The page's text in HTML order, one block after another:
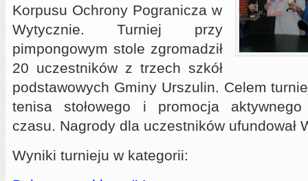
Korpusu Ochrony Pogranicza w
Wytycznie. Turniej przy
pimpongowym stole zgromadził
20 uczestników z trzech szkół
podstawowych Gminy Urszulin. Celem
tenisa stołowego i promocja
czasu. Nagrody dla uczestników ufundował
Wyniki turnieju w kategorii: